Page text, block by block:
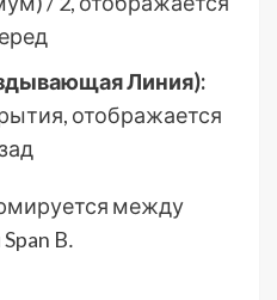
Линия):
отображается
между
B․